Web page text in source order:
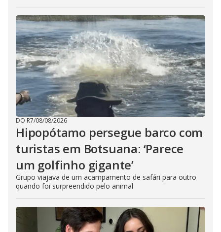
DO R7/08/08/2026
Hipopótamo persegue barco com
turistas em Botsuana: ‘Parece
um golfinho gigante’
Grupo viajava de um acampamento de safári para outro
quando foi surpreendido pelo animal